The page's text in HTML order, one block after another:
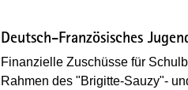
Deutsch-Französisches
Finanzielle Zuschüsse für
Rahmen des "Brigitte-Sauzy"-